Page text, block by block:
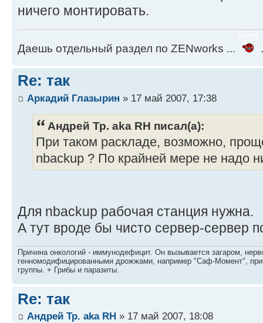
ничего монтировать.
Даешь отдельный раздел по ZENworks ...
Re: так
Аркадий Глазырин » 17 май 2007, 17:38
Андрей Тр. aka RH писал(а):
При таком раскладе, возможно,
nbackup ? По крайней мере не надо
Для nbackup рабочая станция нужна.
А тут вроде бы чисто сервер-сервер
Причина онкологий - иммунодефицит. Он вызывается загаром,
генномодифицированными дрожжами, например "Саф-Момент",
группы. + Грибы и паразиты.
Re: так
Андрей Тр. aka RH » 17 май 2007, 18:08